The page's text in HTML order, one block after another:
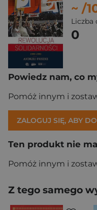
~ /
Liczba
0
Powiedz nam, co
Pomóż innym i
ZALOGUJ SIĘ, ABY
Ten produkt nie
Pomóż innym i
Z tego samego